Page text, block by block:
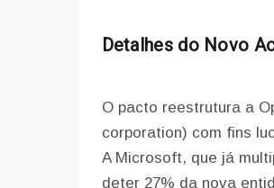
Detalhes do Novo
O pacto reestrutura a
corporation) com fins
A Microsoft, que já
deter 27% da nova